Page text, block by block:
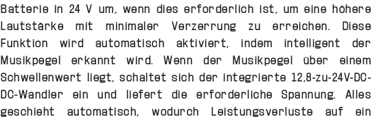
Batterie in 24 V um, wenn dies erforderlich ist, um eine höhere
Lautstärke mit minimaler Verzerrung zu erreichen. Diese
Funktion wird automatisch aktiviert, indem intelligent der
Musikpegel erkannt wird. Wenn der Musikpegel über einem
Schwellenwert liegt, schaltet sich der integrierte 12,8-zu-24V-DC-
DC-Wandler ein und liefert die erforderliche Spannung. Alles
geschieht automatisch, wodurch Leistungsverluste auf ein